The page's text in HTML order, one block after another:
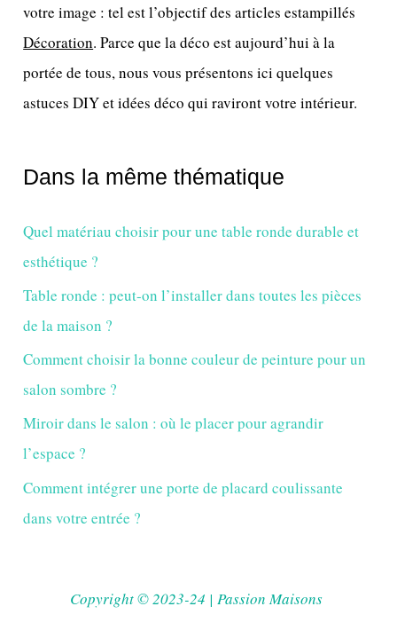
votre image : tel est l’objectif des articles estampillés
Décoration. Parce que la déco est aujourd’hui à la
portée de tous, nous vous présentons ici quelques
astuces DIY et idées déco qui raviront votre intérieur.
Dans la même thématique
Quel matériau choisir pour une table ronde durable et
esthétique ?
Table ronde : peut-on l’installer dans toutes les pièces
de la maison ?
Comment choisir la bonne couleur de peinture pour un
salon sombre ?
Miroir dans le salon : où le placer pour agrandir
l’espace ?
Comment intégrer une porte de placard coulissante
dans votre entrée ?
Copyright © 2023-24 | Passion Maisons